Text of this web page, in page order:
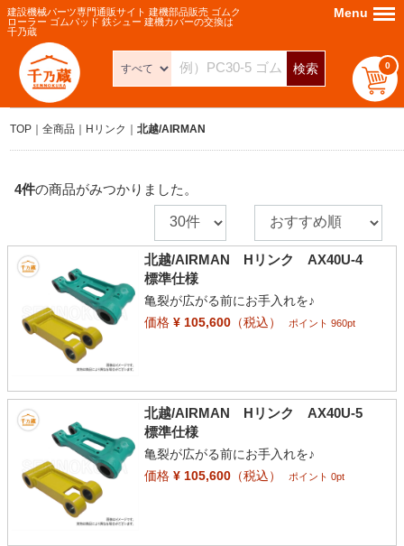
建設機械パーツ専門通販サイト 建機部品販売 ゴムク
ローラー ゴムパッド 鉄シュー 建機カバーの交換は
千乃蔵
検索 0
Menu Menu
TOP 全商品 Hリンク 北越/AIRMAN
4件の商品がみつかりました。
北越/AIRMAN Hリンク AX40U-4
標準仕様
亀裂が広がる前にお手入れを♪
価格¥ 105,600（税込） ポイント 960pt
北越/AIRMAN Hリンク AX40U-5
標準仕様
亀裂が広がる前にお手入れを♪
価格¥ 105,600（税込） ポイント 0pt